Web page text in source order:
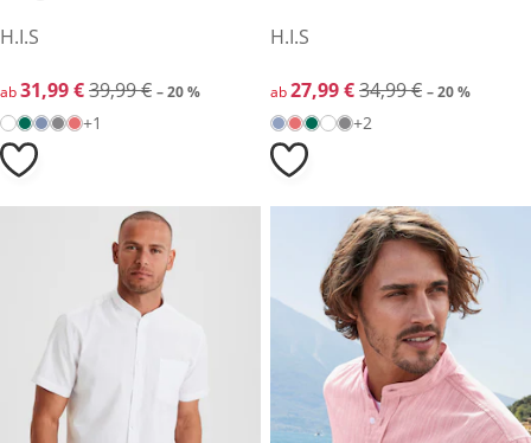
H.I.S
reduzierter Preis 31,99 €, vorheriger Preis: 39,99 €
ab31,99 €39,99 € – 20 %
+1
H.I.S
reduzierter Preis 27,99 €,
ab27,99 €34,99 € – 20 %
+2